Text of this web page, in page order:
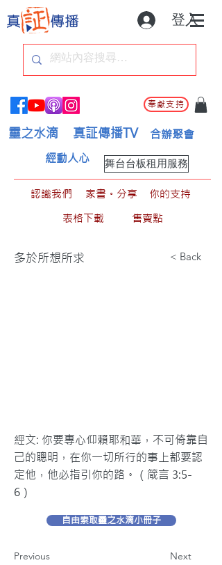
登入
奉獻支持
靈之水滴 真証傳播TV 合辦聚會
舞台台板租用服務
經動人心
認識我們 家書。分享
你的支持
表格下載
售賣點
多於所想所求 < Back
經文: 你要專心仰賴耶和華，不可倚靠自
己的聰明，在你一切所行的事上都要認
定他，他必指引你的路。（箴言 3:5-
6）
自由索取靈之水滴小冊子
Previous Next